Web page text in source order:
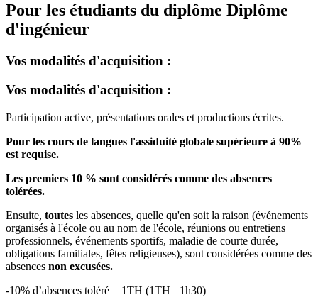
Pour les étudiants du diplôme Diplôme
d'ingénieur
Vos modalités d'acquisition :
Vos modalités d'acquisition :
Participation active, présentations orales et productions écrites.
Pour les cours de langues l'assiduité globale supérieure à 90%
est requise.
Les premiers 10 % sont considérés comme des absences
tolérées.
Ensuite, toutes les absences, quelle qu'en soit la raison (événements
organisés à l'école ou au nom de l'école, réunions ou entretiens
professionnels, événements sportifs, maladie de courte durée,
obligations familiales, fêtes religieuses), sont considérées comme des
absences non excusées.
-10% d’absences toléré = 1TH (1TH= 1h30)